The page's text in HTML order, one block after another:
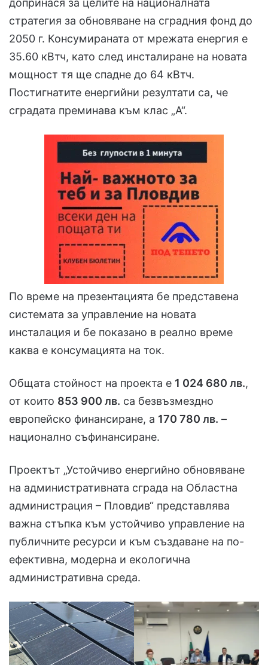
допринася за целите на националната
стратегия за обновяване на сградния фонд до
2050 г. Консумираната от мрежата енергия е
35.60 кВтч, като след инсталиране на новата
мощност тя ще спадне до 64 кВтч.
Постигнатите енергийни резултати са, че
сградата преминава към клас „А“.
По време на презентацията бе представена
системата за управление на новата
инсталация и бе показано в реално време
каква е консумацията на ток.
Общата стойност на проекта е 1 024 680 лв.,
от които 853 900 лв. са безвъзмездно
европейско финансиране, а 170 780 лв. –
национално съфинансиране.
Проектът „Устойчиво енергийно обновяване
на административната сграда на Областна
администрация – Пловдив“ представлява
важна стъпка към устойчиво управление на
публичните ресурси и към създаване на по-
ефективна, модерна и екологична
административна среда.